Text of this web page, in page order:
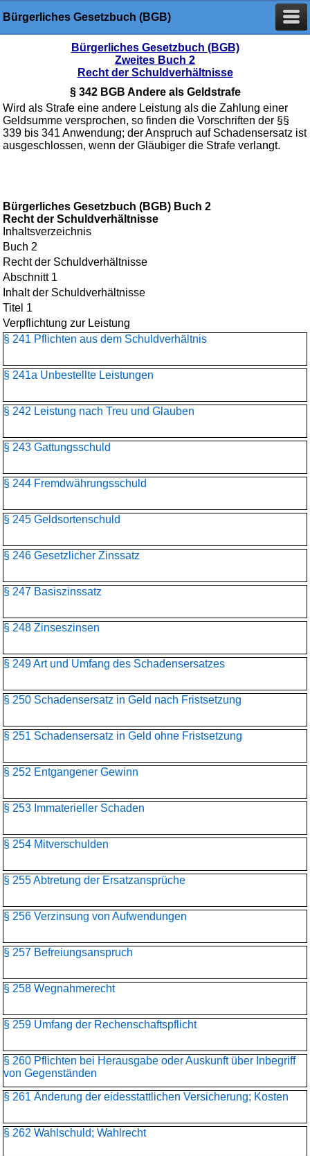
Bürgerliches Gesetzbuch (BGB)
Bürgerliches Gesetzbuch (BGB)
Zweites Buch 2
Recht der Schuldverhältnisse
§ 342 BGB Andere als Geldstrafe
Wird als Strafe eine andere Leistung als die Zahlung einer
Geldsumme versprochen, so finden die Vorschriften der §§
339 bis 341 Anwendung; der Anspruch auf Schadensersatz ist
ausgeschlossen, wenn der Gläubiger die Strafe verlangt.
Bürgerliches Gesetzbuch (BGB) Buch 2
Recht der Schuldverhältnisse
Inhaltsverzeichnis
Buch 2
Recht der Schuldverhältnisse
Abschnitt 1
Inhalt der Schuldverhältnisse
Titel 1
Verpflichtung zur Leistung
§ 241 Pflichten aus dem Schuldverhältnis
§ 241a Unbestellte Leistungen
§ 242 Leistung nach Treu und Glauben
§ 243 Gattungsschuld
§ 244 Fremdwährungsschuld
§ 245 Geldsortenschuld
§ 246 Gesetzlicher Zinssatz
§ 247 Basiszinssatz
§ 248 Zinseszinsen
§ 249 Art und Umfang des Schadensersatzes
§ 250 Schadensersatz in Geld nach Fristsetzung
§ 251 Schadensersatz in Geld ohne Fristsetzung
§ 252 Entgangener Gewinn
§ 253 Immaterieller Schaden
§ 254 Mitverschulden
§ 255 Abtretung der Ersatzansprüche
§ 256 Verzinsung von Aufwendungen
§ 257 Befreiungsanspruch
§ 258 Wegnahmerecht
§ 259 Umfang der Rechenschaftspflicht
§ 260 Pflichten bei Herausgabe oder Auskunft über Inbegriff
von Gegenständen
§ 261 Änderung der eidesstattlichen Versicherung; Kosten
§ 262 Wahlschuld; Wahlrecht